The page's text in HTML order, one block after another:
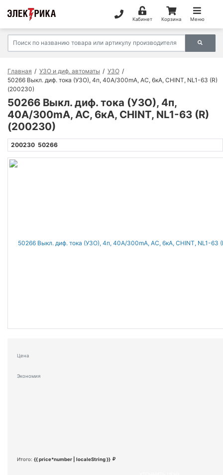
Кабинет Корзина Меню
Главная УЗО и диф. автоматы
УЗО
50266 Выкл. диф. тока (УЗО), 4п, 40А/300mA, AC, 6кА, CHINT, NL1-63 (R)
(200230)
50266 Выкл. диф. тока (УЗО), 4п,
40А/300mA, AC, 6кА, CHINT, NL1-63 (R)
(200230)
200230 50266
Цена
Экономия
Итого: {{ price*number | localeString }}